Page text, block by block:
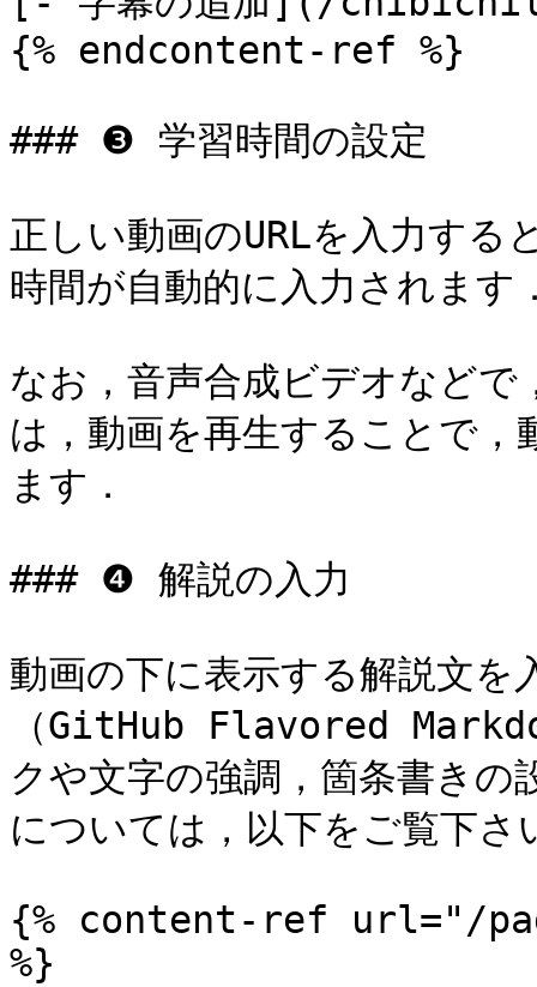
{% endcontent-ref %}
### ❸ 学習時間の設定
正しい動画のURLを入力する
時間が自動的に入力されます
なお，音声合成ビデオなど
は，動画を再生することで，
ます．
### ❹ 解説の入力
動画の下に表示する解説文
（GitHub Flavored
クや文字の強調，箇条書き
については，以下をご覧下さ
{% content-ref url="/
%}